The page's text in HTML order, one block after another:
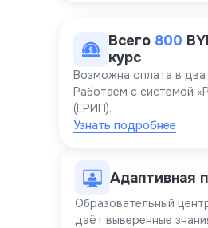
Адаптивная
Образовательный
даёт выверенные
Всего 800
курс
Возможна оплата в два
Работаем с системой
(ЕРИП).
Узнать подробнее